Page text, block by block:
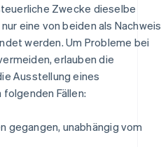
Zwecke dieselbe
eine von beiden als Nachweis
werden. Um Probleme bei
erlauben die
Ausstellung eines
Fällen:
gegangen, unabhängig vom